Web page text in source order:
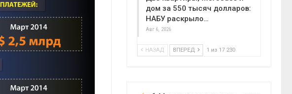
дом за 550 тысяч долларов:
НАБУ раскрыло…
Авг 6, 2026
НАЗАД ВПЕРЕД 1 из 17 230